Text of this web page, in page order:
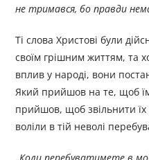
не тримався, бо правди
Ті слова Христові були
своїм грішним життям, та
вплив у народі, вони
Який прийшов на те, щоб
прийшов, щоб звільнити їх
воліли в тій неволі